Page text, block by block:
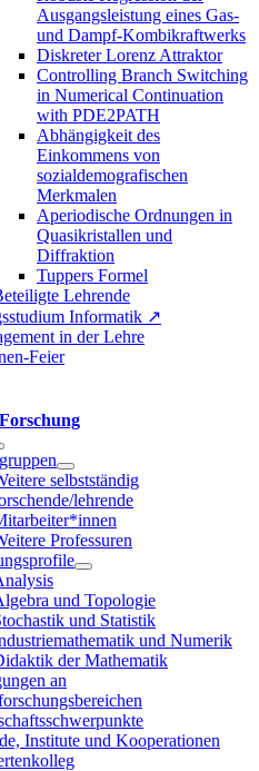
Ausgangsleistung eines Gas-
und Dampf-Kombikraftwerks
Diskreter Lorenz Attraktor
Controlling Branch Switching
in Numerical Continuation
with PDE2PATH
Abhängigkeit des
Einkommens von
sozialdemografischen
Merkmalen
Aperiodische Ordnungen in
Quasikristallen und
Diffraktion
Tuppers Formel
Lehrende
Informatik ↗
in der Lehre
Feier
Forschung
selbstständig
lehrende
Professuren
und Topologie
und Statistik
und Numerik
der Mathematik
an
Institute und Kooperationen